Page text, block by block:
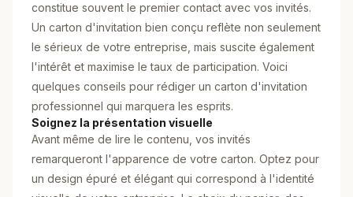
constitue souvent le premier contact avec vos invités.
Un carton d'invitation bien conçu reflète non seulement
le sérieux de votre entreprise, mais suscite également
l'intérêt et maximise le taux de participation. Voici
quelques conseils pour rédiger un carton d'invitation
professionnel qui marquera les esprits.
Soignez la présentation visuelle
Avant même de lire le contenu, vos invités
remarqueront l'apparence de votre carton. Optez pour
un design épuré et élégant qui correspond à l'identité